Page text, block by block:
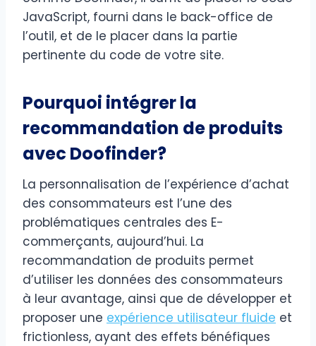
JavaScript, fourni dans le back-office de
l’outil, et de le placer dans la partie
pertinente du code de votre site.
Pourquoi intégrer la
recommandation de produits
avec Doofinder?
La personnalisation de l’expérience d’achat
des consommateurs est l’une des
problématiques centrales des E-
commerçants, aujourd’hui. La
recommandation de produits permet
d’utiliser les données des consommateurs
à leur avantage, ainsi que de développer et
proposer une expérience utilisateur fluide et
frictionless, ayant des effets bénéfiques